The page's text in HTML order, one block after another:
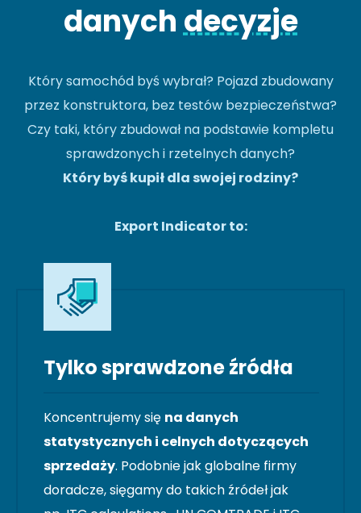
danychdecyzje
Który samochód byś wybrał? Pojazd zbudowany
przez konstruktora, bez testów bezpieczeństwa?
Czy taki, który zbudował na podstawie kompletu
sprawdzonych i rzetelnych danych?
Który byś kupił dla swojej rodziny?
Export Indicator to:
Tylko sprawdzone źródła
Koncentrujemy się na danych
statystycznych i celnych dotyczących
sprzedaży. Podobnie jak globalne firmy
doradcze, sięgamy do takich źródeł jak